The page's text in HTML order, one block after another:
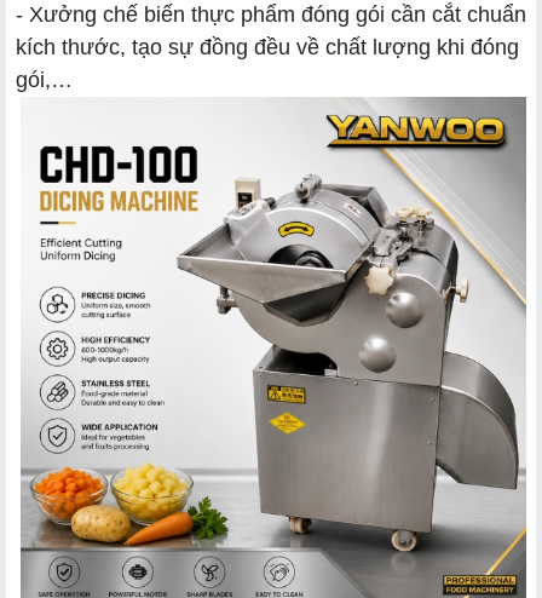
- Xưởng chế biến thực phẩm đóng gói cần cắt chuẩn
kích thước, tạo sự đồng đều về chất lượng khi đóng
gói,…